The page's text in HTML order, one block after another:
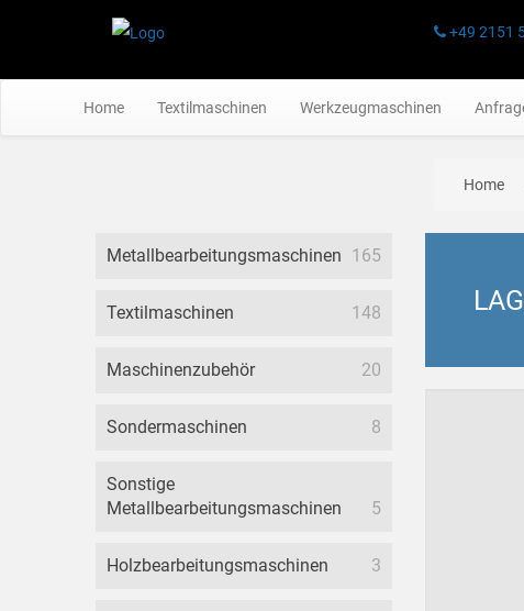
+49 2151
Home Textilmaschinen Werkzeugmaschinen
Home
Metallbearbeitungsmaschinen 165
Textilmaschinen 148
Maschinenzubehör 20
Sondermaschinen 8
Sonstige
Metallbearbeitungsmaschinen
5
Holzbearbeitungsmaschinen 3